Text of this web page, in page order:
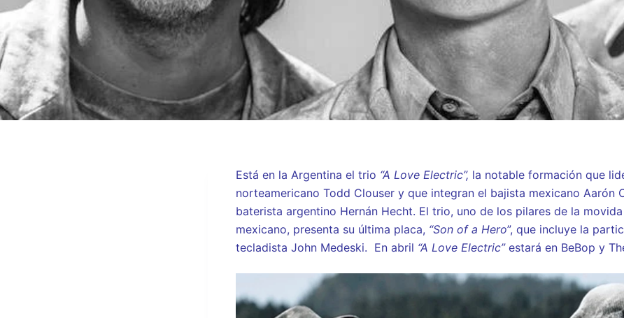
Está en la Argentina el trio “A Love Electric”, la notable formación que
norteamericano Todd Clouser y que integran el bajista mexicano Aarón
baterista argentino Hernán Hecht. El trio, uno de los pilares de la
mexicano, presenta su última placa, “Son of a Hero”, que incluye la
tecladista John Medeski. En abril “A Love Electric”estará en BeBop y